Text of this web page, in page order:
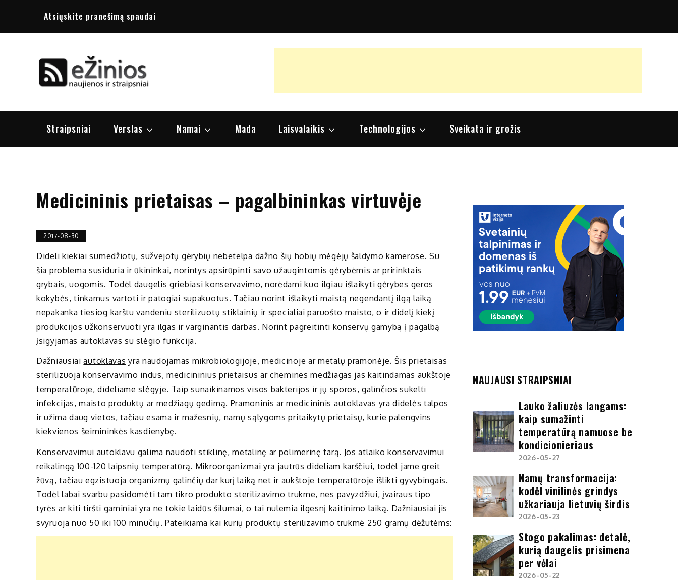
Atsiųskite pranešimą spaudai
Straipsniai Verslas Namai Mada Laisvalaikis Technologijos Sveikata ir grožis
Medicininis prietaisas – pagalbininkas virtuvėje
2017-08-30
Dideli kiekiai sumedžiotų, sužvejotų gėrybių nebetelpa dažno šių hobių mėgėjų šaldymo kamerose. Su
šia problema susiduria ir ūkininkai, norintys apsirūpinti savo užaugintomis gėrybėmis ar pririnktais
grybais, uogomis. Todėl daugelis griebiasi konservavimo, norėdami kuo ilgiau išlaikyti gėrybes geros
kokybės, tinkamus vartoti ir patogiai supakuotus. Tačiau norint išlaikyti maistą negendantį ilgą laiką
nepakanka tiesiog karštu vandeniu sterilizuotų stiklainių ir specialiai paruošto maisto, o ir didelį kiekį
produkcijos užkonservuoti yra ilgas ir varginantis darbas. Norint pagreitinti konservų gamybą į pagalbą
įsigyjamas autoklavas su slėgio funkcija.
Dažniausiaiautoklavas yra naudojamas mikrobiologijoje, medicinoje ar metalų pramonėje. Šis prietaisas
sterilizuoja konservavimo indus, medicininius prietaisus ar chemines medžiagas jas kaitindamas aukštoje
temperatūroje, dideliame slėgyje. Taip sunaikinamos visos bakterijos ir jų sporos, galinčios sukelti
infekcijas, maisto produktų ar medžiagų gedimą. Pramoninis ar medicininis autoklavas yra didelės talpos
ir užima daug vietos, tačiau esama ir mažesnių, namų sąlygoms pritaikytų prietaisų, kurie palengvins
kiekvienos šeimininkės kasdienybę.
Konservavimui autoklavu galima naudoti stiklinę, metalinę ar polimerinę tarą. Jos atlaiko konservavimui
reikalingą 100-120 laipsnių temperatūrą. Mikroorganizmai yra jautrūs dideliam karščiui, todėl jame greit
žūvą, tačiau egzistuoja organizmų galinčių dar kurį laiką net ir aukštoje temperatūroje išlikti gyvybingais.
Todėl labai svarbu pasidomėti tam tikro produkto sterilizavimo trukme, nes pavyzdžiui, įvairaus tipo
tyrės ar kiti tiršti gaminiai yra ne tokie laidūs šilumai, o tai nulemia ilgesnį kaitinimo laiką. Dažniausiai jis
svyruoja nuo 50 iki 100 minučių. Pateikiama kai kurių produktų sterilizavimo trukmė 250 gramų dėžutėms:
NAUJAUSI STRAIPSNIAI
Lauko žaliuzės langams:
kaip sumažinti
temperatūrą namuose be
kondicionieriaus
2026-05-27
Namų transformacija:
kodėl vinilinės grindys
užkariauja lietuvių širdis
2026-05-23
Stogo pakalimas: detalė,
kurią daugelis prisimena
per vėlai
2026-05-22